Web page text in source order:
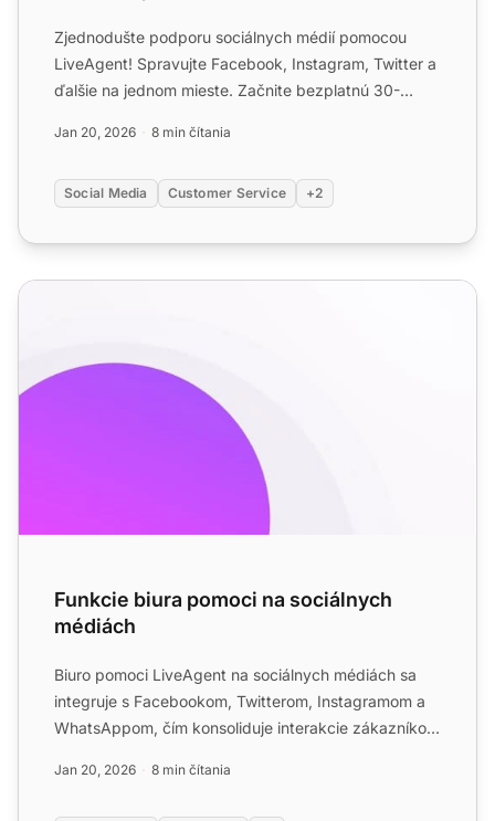
Zjednodušte podporu sociálnych médií pomocou
LiveAgent! Spravujte Facebook, Instagram, Twitter a
ďalšie na jednom mieste. Začnite bezplatnú 30-
Jan 20, 2026 8 min čítania
Social Media Customer Service +2
Funkcie biura pomoci na sociálnych médiách
Funkcie biura pomoci na sociálnych
médiách
Biuro pomoci LiveAgent na sociálnych médiách sa
integruje s Facebookom, Twitterom, Instagramom a
WhatsAppom, čím konsoliduje interakcie zákazníkov
Jan 20, 2026 8 min čítania